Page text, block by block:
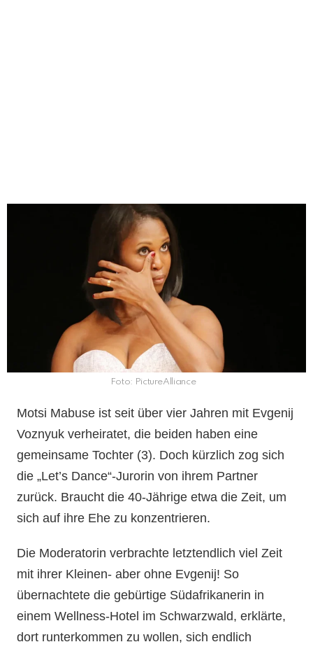
Foto: PictureAlliance
Motsi Mabuse ist seit über vier Jahren mit Evgenij
Voznyuk verheiratet, die beiden haben eine
gemeinsame Tochter (3). Doch kürzlich zog sich
die „Let’s Dance“-Jurorin von ihrem Partner
zurück. Braucht die 40-Jährige etwa die Zeit, um
sich auf ihre Ehe zu konzentrieren.
Die Moderatorin verbrachte letztendlich viel Zeit
mit ihrer Kleinen- aber ohne Evgenij! So
übernachtete die gebürtige Südafrikanerin in
einem Wellness-Hotel im Schwarzwald, erklärte,
dort runterkommen zu wollen, sich endlich